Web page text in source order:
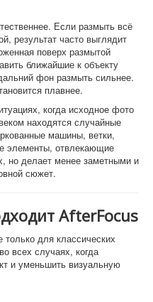
Если размыть всё
результат часто выглядит
поверх размытой
ближайшие к объекту
фон размыть сильнее.
плавнее.
когда исходное фото
находятся случайные
машины, ветки,
элементы, отвлекающие
но делает менее заметными и
сюжет.
AfterFocus
для классических
всех случаях, когда
и уменьшить визуальную